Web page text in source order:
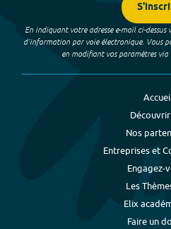
En indiquant votre adresse e-mail ci-
d’information par voie électronique. Vous
en modifiant vos paramètres via
Nos
Entreprises et
Engagez-
Les
Elix
Faire un